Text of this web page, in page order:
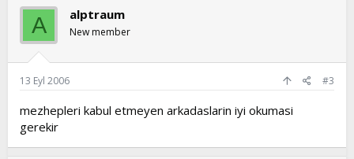
A alptraum
New member
13 Eyl 2006 #3
mezhepleri kabul etmeyen arkadaslarin iyi okumasi
gerekir